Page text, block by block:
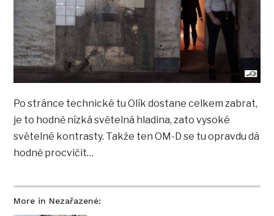
More in Nezařazené:
Po stránce technické tu Olík dostane celkem zabrat,
je to hodně nízká světelná hladina, zato vysoké
světelné kontrasty. Takže ten OM-D se tu opravdu dá
hodně procvičit…